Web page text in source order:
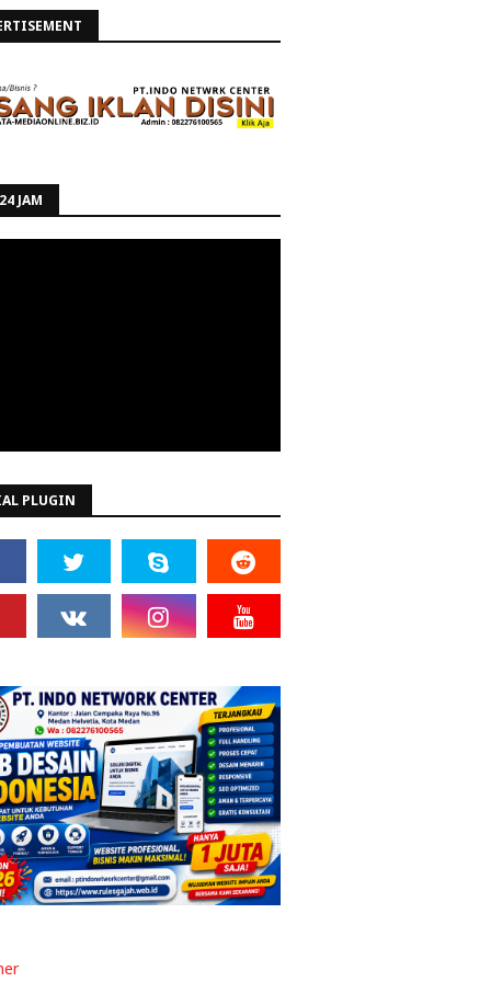
JAM
PLUGIN